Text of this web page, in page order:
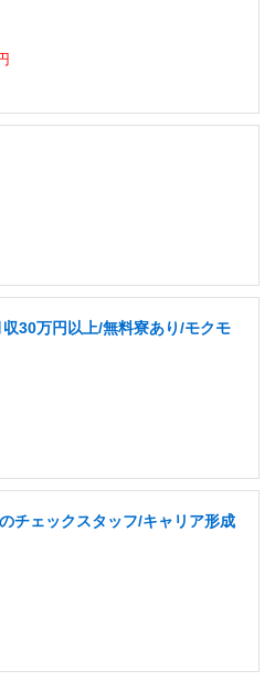
30万円以上/無料寮あり/モクモ
チェックスタッフ/キャリア形成